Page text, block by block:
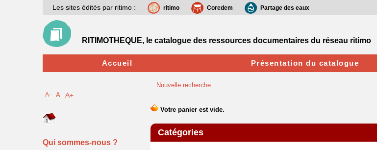
Nouvelle recherche
Catégories
Les sites édités par ritimo : ritimo Coredem Partage des eaux
RITIMOTHEQUE, le catalogue des ressources documentaires du réseau ritimo
Accueil Présentation du catalogue
A- A A+
Qui sommes-nous ?